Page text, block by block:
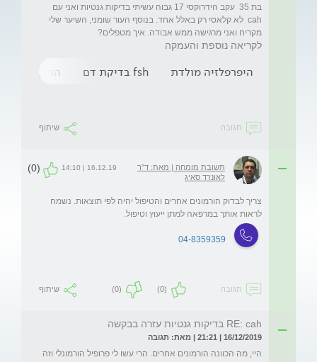
בת 35  עקב הידרוקסי 17 גבוה עשיתי בדיקות גנטיות ואני עם
cah  לא קלאסי רק באלל אחד. בנוסף העור שומני, השיער שלי
מקריח ואני מרגישה ממש אבודה. איך מטפלים?
לקריאה נוספת והעמקה
היפרפלזיה מולדת fsh בדיקת דם התקרחות
תגובה שיתוף
תשובת מומחה | מאת: ד"ר
לאונרד סאיג
16.12.19 | 14:10
(0)
צריך לבדוק הורמונים אחרים והטיפול יהיה לפי תוצאות. נשמח
לראות אותך במרפאה למתן ייעוץ וטיפול.
04-8359359
תגובה (0)
(0) שיתוף
RE: cah בדיקות גנטיות עזרה בבקשה
16/12/2019 | 21:21 | מאת: תגובה
היי, מה הכוונה הורמונים אחרים. הרי עשו לי פרופיל הורמונלי וזה